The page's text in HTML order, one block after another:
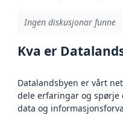
Ingen diskusjonar funne
Kva er
Datalandsbyen er vårt
dele erfaringar og spørje
data og